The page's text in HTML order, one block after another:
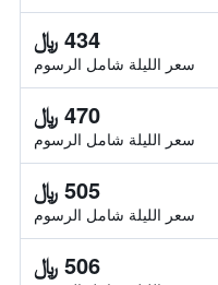
434 ﷼
سعر الليلة شامل الرسوم
470 ﷼
سعر الليلة شامل الرسوم
505 ﷼
سعر الليلة شامل الرسوم
506 ﷼